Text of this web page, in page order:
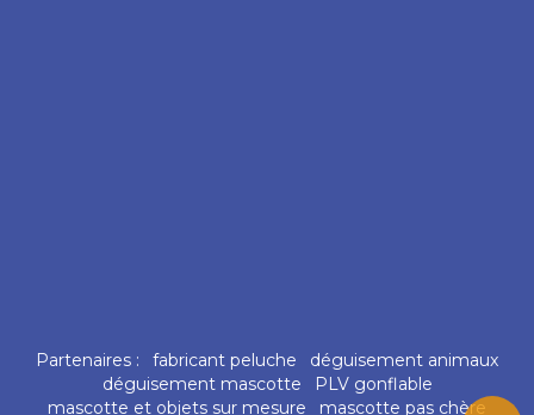
Partenaires : fabricant peluche
déguisement animaux
déguisement mascotte
PLV gonflable
mascotte et objets sur mesure
mascotte pas chère